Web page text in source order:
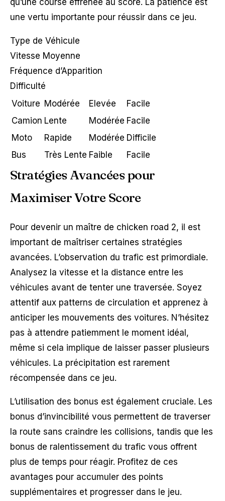
qu’une course effrénée au score. La patience est
une vertu importante pour réussir dans ce jeu.
Type de Véhicule
Vitesse Moyenne
Fréquence d’Apparition
Difficulté
Voiture Modérée Elevée
Facile
Camion Lente Modérée Facile
Moto
Rapide Modérée Difficile
Bus
Très Lente Faible Facile
Stratégies Avancées pour
Maximiser Votre Score
Pour devenir un maître de chicken road 2, il est
important de maîtriser certaines stratégies
avancées. L’observation du trafic est primordiale.
Analysez la vitesse et la distance entre les
véhicules avant de tenter une traversée. Soyez
attentif aux patterns de circulation et apprenez à
anticiper les mouvements des voitures. N’hésitez
pas à attendre patiemment le moment idéal,
même si cela implique de laisser passer plusieurs
véhicules. La précipitation est rarement
récompensée dans ce jeu.
L’utilisation des bonus est également cruciale. Les
bonus d’invincibilité vous permettent de traverser
la route sans craindre les collisions, tandis que les
bonus de ralentissement du trafic vous offrent
plus de temps pour réagir. Profitez de ces
avantages pour accumuler des points
supplémentaires et progresser dans le jeu.